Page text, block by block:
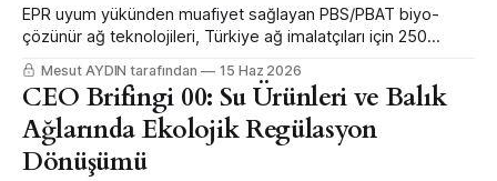
EPR uyum yükünden muafiyet sağlayan PBS/PBAT biyo-
çözünür ağ teknolojileri, Türkiye ağ imalatçıları için 250
milyon dolarlık yeşil ihracat kapısı açıyor.
Mesut AYDIN tarafından 15 Haz 2026
CEO Brifingi 00: Su Ürünleri ve Balık
Ağlarında Ekolojik Regülasyon
Dönüşümü